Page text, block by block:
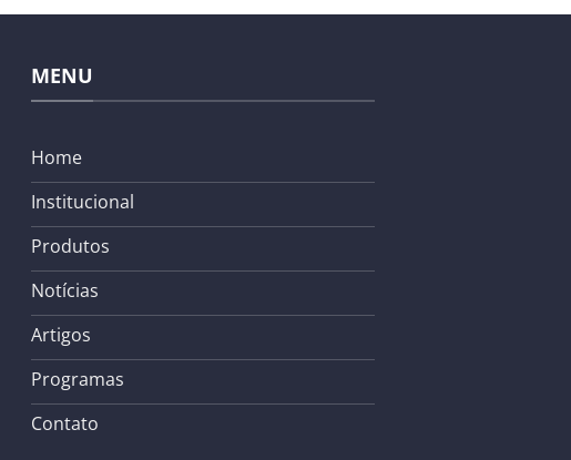
MENU
Home
Institucional
Produtos
Notícias
Artigos
Programas
Contato